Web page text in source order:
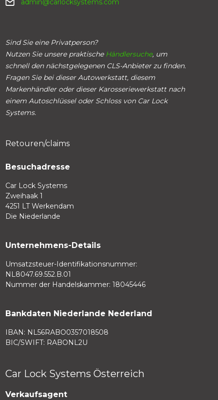
admin@carlocksystems.com
Sind Sie eine Privatperson?
Nutzen Sie unsere praktische Händlersuche, um
schnell den nächstgelegenen CLS-Anbieter zu finden.
Fragen Sie bei dieser Autowerkstatt, diesem
Markenhändler oder dieser Karosseriewerkstatt nach
einem Autoschlüssel oder Schloss von Car Lock
Systems.
Retouren/claims
Besuchadresse
Car Lock Systems
Zweihaak 1
4251 LT Werkendam
Die Niederlande
Unternehmens-Details
Umsatzsteuer-Identifikationsnummer:
NL8047.69.552.B.01
Nummer der Handelskammer: 18045446
Bankdaten Niederlande Nederland
IBAN: NL56RABO0357018508
BIC/SWIFT: RABONL2U
Car Lock Systems Österreich
Verkaufsagent